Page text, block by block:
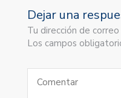
Dejar una
Tu dirección de
Los campos